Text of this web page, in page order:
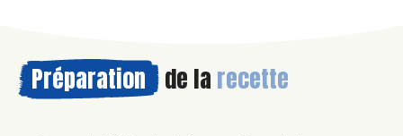
Préparation de la recette